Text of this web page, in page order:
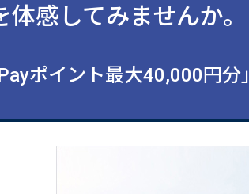
体感してみませんか。
ポイント最大40,000円分